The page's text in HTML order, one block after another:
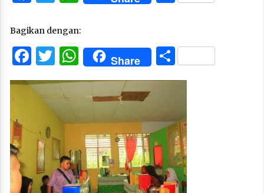
Bagikan dengan:
Facebook
Twitter
WhatsApp
Share Share